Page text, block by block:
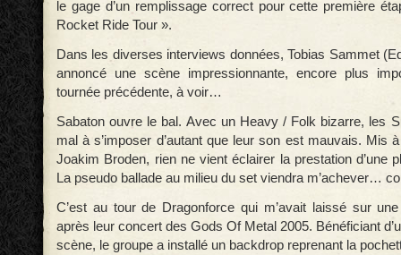
le gage d’un remplissage correct pour cette première
Rocket Ride Tour ».
Dans les diverses interviews données, Tobias Sammet
annoncé une scène impressionnante, encore plus
tournée précédente, à voir…
Sabaton ouvre le bal. Avec un Heavy / Folk bizarre, les
mal à s’imposer d’autant que leur son est mauvais. Mis
Joakim Broden, rien ne vient éclairer la prestation d’une
La pseudo ballade au milieu du set viendra m’achever…
C’est au tour de Dragonforce qui m’avait laissé sur
après leur concert des Gods Of Metal 2005. Bénéficiant
scène, le groupe a installé un backdrop reprenant la